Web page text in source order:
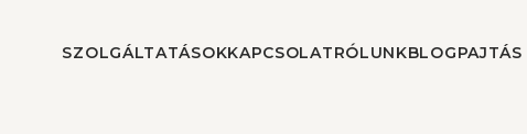
SZOLGÁLTATÁSOKKAPCSOLATRÓLUNKBLOG